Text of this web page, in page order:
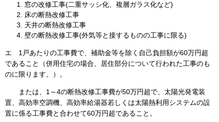
窓の改修工事(二重サッシ化、複層ガラス化など)
床の断熱改修工事
天井の断熱改修工事
壁の断熱改修工事(外気等と接するものの工事に限る)
エ 1戸あたりの工事費で、補助金等を除く自己負担額が60万円超
であること（併用住宅の場合、居住部分について行われた工事のも
のに限ります。）。
または、1～4の断熱改修工事費が50万円超で、太陽光発電装
置、高効率空調機、高効率給湯器若しくは太陽熱利用システムの設
置に係る工事費と合わせて60万円超であること。